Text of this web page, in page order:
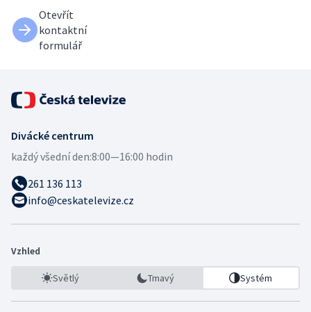
Otevřít
kontaktní
formulář
Divácké centrum
každý všední den:8:00—16:00 hodin
261 136 113
info@ceskatelevize.cz
Vzhled
Světlý Tmavý Systém